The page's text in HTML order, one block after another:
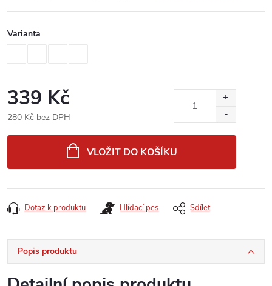
Varianta
339 Kč
280 Kč bez DPH
VLOŽIT DO KOŠÍKU
Dotaz k produktu Hlídací pes Sdílet
Popis produktu